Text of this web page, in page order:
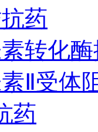
药
转化
Ⅱ受体
药